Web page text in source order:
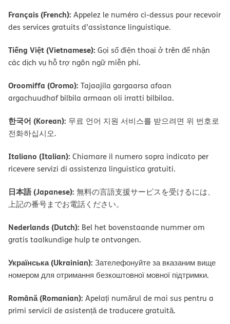
Français (French): Appelez le numéro ci-dessus pour recevoir
des services gratuits d’assistance linguistique.
Tiếng Việt (Vietnamese): Gọi số điện thoại ở trên để nhận
các dịch vụ hỗ trợ ngôn ngữ miễn phí.
Oroomiffa (Oromo): Tajaajila gargaarsa afaan
argachuudhaf bilbila armaan oli irratti bilbilaa.
한국어 (Korean): 무료 언어 지원 서비스를 받으려면 위 번호로
전화하십시오.
Italiano (Italian): Chiamare il numero sopra indicato per
ricevere servizi di assistenza linguistica gratuiti.
日本語 (Japanese): 無料の言語支援サービスを受けるには、
上記の番号までお電話ください。
Nederlands (Dutch): Bel het bovenstaande nummer om
gratis taalkundige hulp te ontvangen.
Українська (Ukrainian): Зателефонуйте за вказаним вище
номером для отримання безкоштовної мовної підтримки.
Română (Romanian): Apelați numărul de mai sus pentru a
primi servicii de asistență de traducere gratuită.